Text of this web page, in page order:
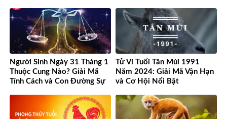
Người Sinh Ngày 31 Tháng 1
Thuộc Cung Nào? Giải Mã
Tính Cách và Con Đường Sự
Tử Vi Tuổi Tân Mùi 1991
Năm 2024: Giải Mã Vận Hạn
và Cơ Hội Nổi Bật